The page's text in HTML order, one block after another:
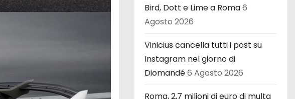
Bird, Dott e Lime a Roma6
Agosto 2026
Vinicius cancella tutti i post su
Instagram nel giorno di
Diomandé6 Agosto 2026
Roma, 2,7 milioni di euro di multa